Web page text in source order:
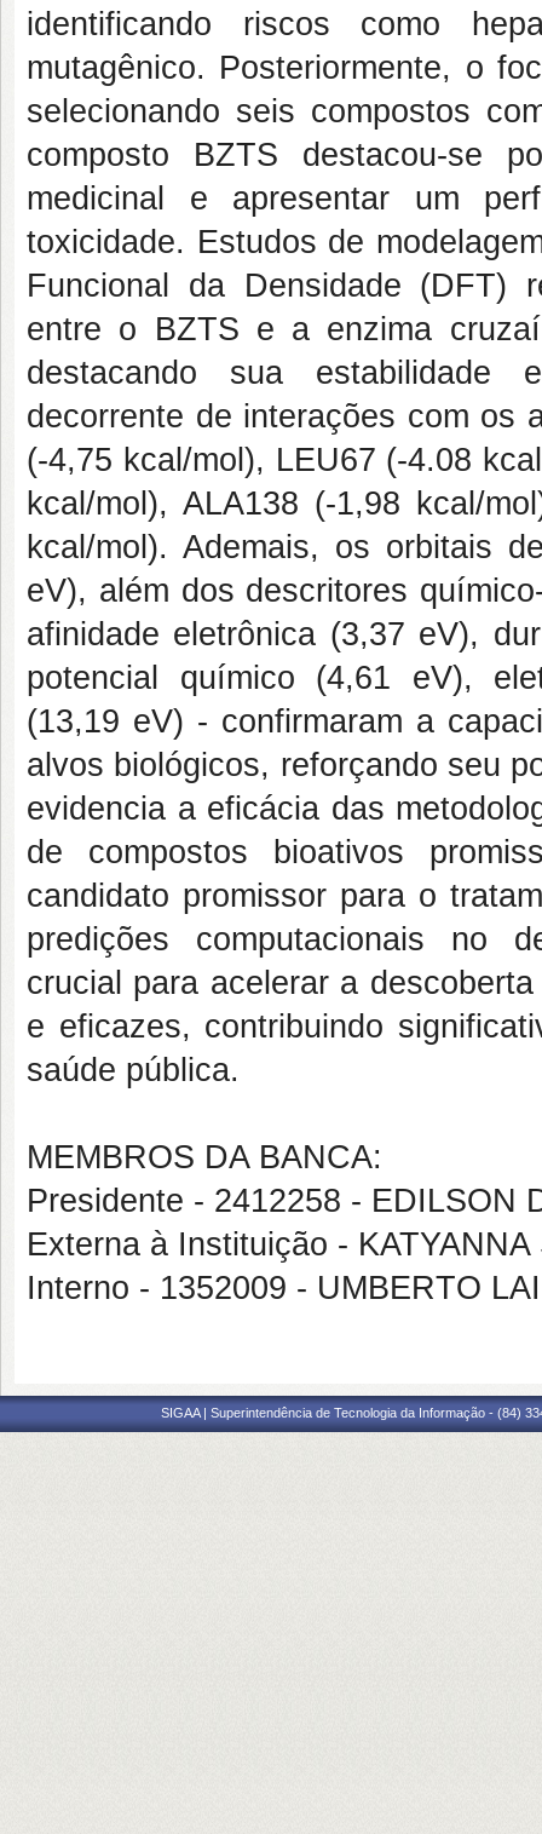
identificando riscos como
mutagênico. Posteriormente, o
selecionando seis compostos
composto BZTS destacou-se
medicinal e apresentar um
toxicidade. Estudos de
Funcional da Densidade (DFT)
entre o BZTS e a enzima
destacando sua estabilidade
decorrente de interações com os
(-4,75 kcal/mol), LEU67 (-4.08
kcal/mol), ALA138 (-1,98 kcal/
kcal/mol). Ademais, os orbitais
eV), além dos descritores
afinidade eletrônica (3,37 eV),
potencial químico (4,61 eV),
(13,19 eV) - confirmaram a
alvos biológicos, reforçando seu
evidencia a eficácia das
de compostos bioativos
candidato promissor para o
predições computacionais no
crucial para acelerar a
e eficazes, contribuindo
saúde pública.
MEMBROS DA BANCA:
Presidente - 2412258 - EDILSON
Externa à Instituição -
Interno - 1352009 - UMBERTO
SIGAA | Superintendência de Tecnologia da Informação - (84)